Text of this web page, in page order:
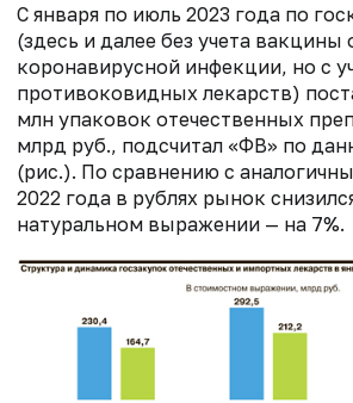
С января по июль 2023 года по
(здесь и далее без учета вакцины
коронавирусной инфекции, но с
противоковидных лекарств)
млн упаковок отечественных
млрд руб., подсчитал «ФВ» по
(рис.). По сравнению с
2022 года в рублях рынок
натуральном выражении — на 7%.